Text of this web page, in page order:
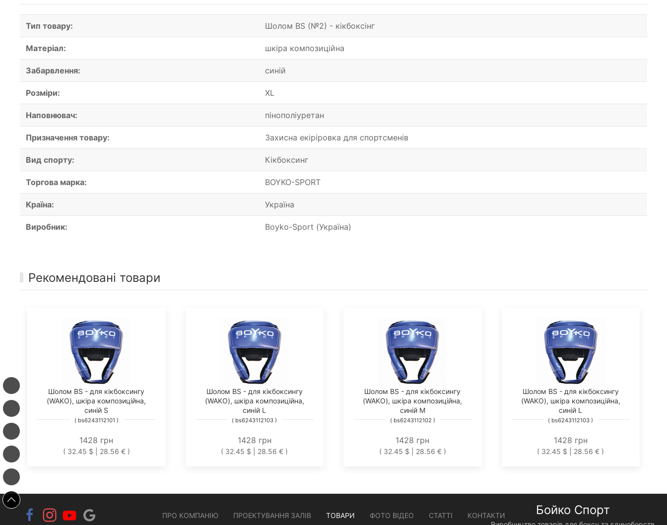
Тип товару: Шолом BS (№2) - кікбоксінг
Матеріал: шкіра композиційна
Забарвлення: синій
Розміри: XL
Наповнювач: пінополіуретан
Призначення товару: Захисна екіріровка для спортсменів
Вид спорту: Кікбоксинг
Торгова марка: BOYKO-SPORT
Країна: Україна
Виробник: Boyko-Sport (Україна)
Рекомендовані товари
Шолом BS - для кікбоксингу
(WAKO), шкіра композиційна,
синій S
( bs6243112101 )
1428 грн
( 32.45 $ | 28.56 € )
Шолом BS - для кікбоксингу
(WAKO), шкіра композиційна,
синій L
( bs6243112103 )
1428 грн
( 32.45 $ | 28.56 € )
Шолом BS - для кікбоксингу
(WAKO), шкіра композиційна,
синій M
( bs6243112102 )
1428 грн
( 32.45 $ | 28.56 € )
Шолом BS - для кікбоксингу
(WAKO), шкіра композиційна,
синій L
( bs6243112103 )
1428 грн
( 32.45 $ | 28.56 € )
ПРО КОМПАНІЮ ПРОЕКТУВАННЯ ЗАЛІВ ТОВАРИ ФОТО ВІДЕО СТАТТІ КОНТАКТИ Бойко Спорт